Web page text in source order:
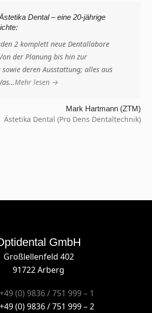
Dental – eine 20-jährige
2 komplett neue Dentallabore
der Planung bis hin zur
deren Ausstattung; alles aus
Mehr lesen →
Mark Hartmann (ZTM)
Ästetika Dental (Pro Dens Dentaltechnik)
GmbH
Großlellenfeld 402
91722 Arberg
+49 (0) 9836 / 751 999 – 1
(0) 9836 / 751 999 – 2